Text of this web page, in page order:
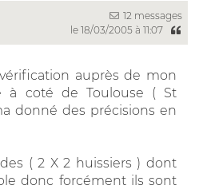
12 messages
le 18/03/2005 à 11:07
auprès de mon
à coté de Toulouse ( St
donné des précisions en
( 2 X 2 huissiers ) dont
donc forcément ils sont